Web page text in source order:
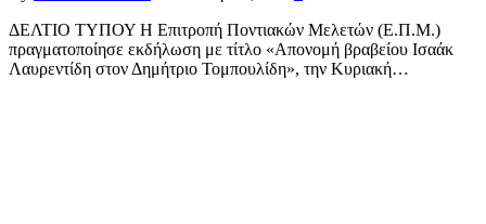
ΔΕΛΤΙΟ ΤΥΠΟΥ Η Επιτροπή Ποντιακών Μελετών (Ε.Π.Μ.)
πραγματοποίησε εκδήλωση με τίτλο «Απονομή βραβείου Ισαάκ
Λαυρεντίδη στον Δημήτριο Τομπουλίδη», την Κυριακή…